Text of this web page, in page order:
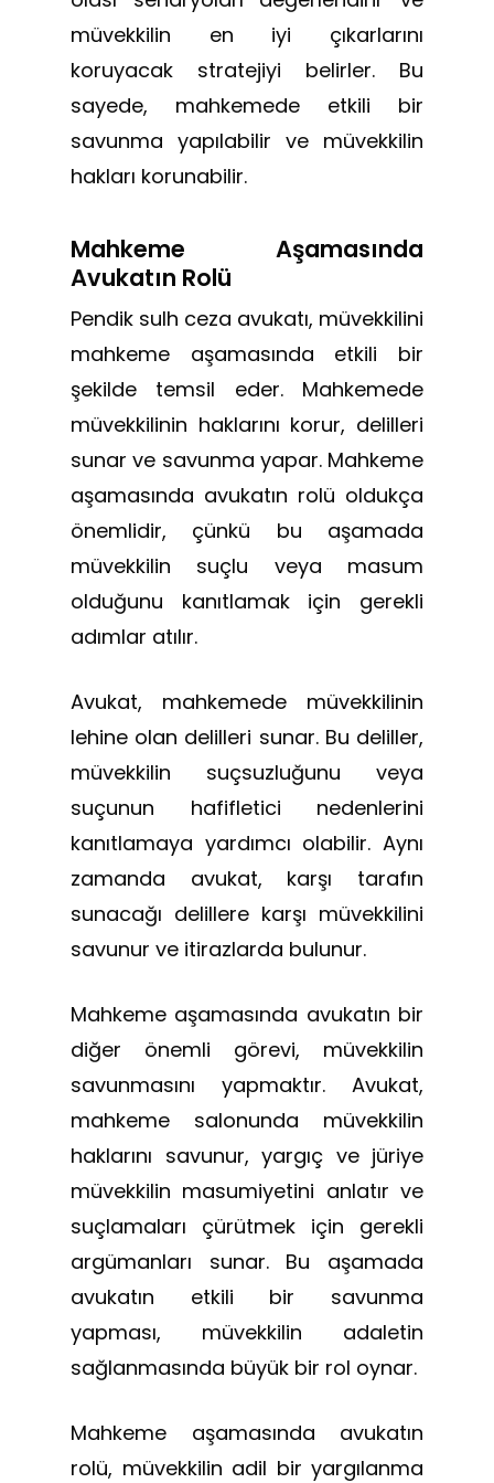
müvekkilin en iyi çıkarlarını
koruyacak stratejiyi belirler. Bu
sayede, mahkemede etkili bir
savunma yapılabilir ve müvekkilin
hakları korunabilir.
Mahkeme Aşamasında
Avukatın Rolü
Pendik sulh ceza avukatı, müvekkilini
mahkeme aşamasında etkili bir
şekilde temsil eder. Mahkemede
müvekkilinin haklarını korur, delilleri
sunar ve savunma yapar. Mahkeme
aşamasında avukatın rolü oldukça
önemlidir, çünkü bu aşamada
müvekkilin suçlu veya masum
olduğunu kanıtlamak için gerekli
adımlar atılır.
Avukat, mahkemede müvekkilinin
lehine olan delilleri sunar. Bu deliller,
müvekkilin suçsuzluğunu veya
suçunun hafifletici nedenlerini
kanıtlamaya yardımcı olabilir. Aynı
zamanda avukat, karşı tarafın
sunacağı delillere karşı müvekkilini
savunur ve itirazlarda bulunur.
Mahkeme aşamasında avukatın bir
diğer önemli görevi, müvekkilin
savunmasını yapmaktır. Avukat,
mahkeme salonunda müvekkilin
haklarını savunur, yargıç ve jüriye
müvekkilin masumiyetini anlatır ve
suçlamaları çürütmek için gerekli
argümanları sunar. Bu aşamada
avukatın etkili bir savunma
yapması, müvekkilin adaletin
sağlanmasında büyük bir rol oynar.
Mahkeme aşamasında avukatın
rolü, müvekkilin adil bir yargılanma